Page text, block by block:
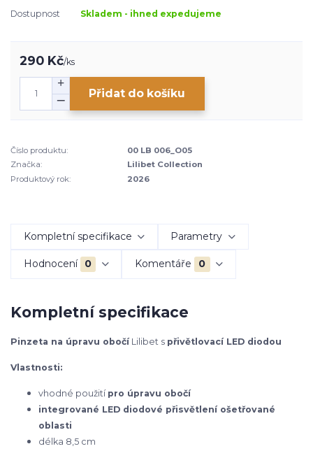
Dostupnost Skladem - ihned expedujeme
290 Kč/ks
Přidat do košíku
Číslo produktu:
00 LB 006_O05
Značka:
Lilibet Collection
Produktový rok:
2026
Kompletní specifikace Parametry
Hodnocení 0 Komentáře 0
Kompletní specifikace
Pinzeta na úpravu obočíLilibet s přivětlovací LED diodou
Vlastnosti:
vhodné použití pro úpravu obočí
integrované LED diodové přisvětlení ošetřované
oblasti
délka 8,5 cm